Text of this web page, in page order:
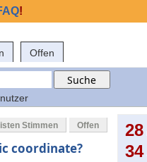
Offen
Stimmen Offen
coordinate?
28
34
!